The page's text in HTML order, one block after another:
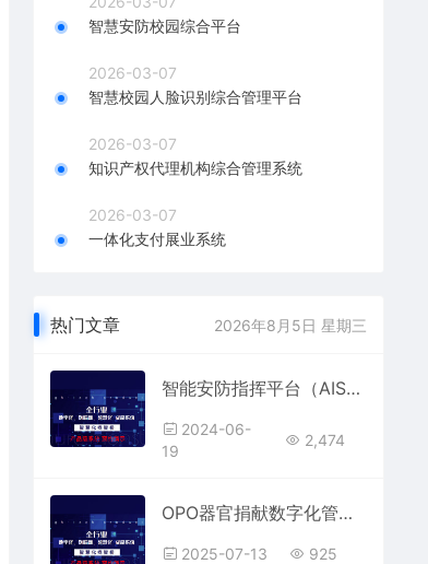
智慧安防校园综合平台
2026-03-07
智慧校园人脸识别综合管理平台
2026-03-07
知识产权代理机构综合管理系统
2026-03-07
一体化支付展业系统
热门文章 2026年8月5日 星期三
智能安防指挥平台（AISP）
2024-06-
19
2,474
OPO器官捐献数字化管理平台
2025-07-13 925